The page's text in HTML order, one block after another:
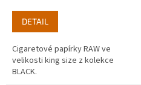
DETAIL
Cigaretové papírky RAW ve
velikosti king size z kolekce
BLACK.